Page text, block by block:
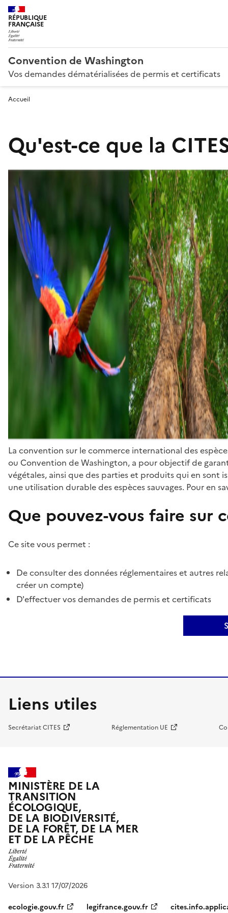
RÉPUBLIQUE
FRANÇAISE
Convention de Washington
Vos demandes dématérialisées de permis et certificats
Accueil
Qu'est-ce que la
La convention sur le commerce international des
ou Convention de Washington, a pour objectif de
végétales, ainsi que des parties et produits qui en sont
une utilisation durable des espèces sauvages. Pour en
Que pouvez-vous faire sur
Ce site vous permet :
De consulter des données réglementaires et autres
créer un compte)
D'effectuer vos demandes de permis et certificats
Liens utiles
Secrétariat CITES Réglementation UE
MINISTÈRE DE LA
TRANSITION
ÉCOLOGIQUE,
DE LA BIODIVERSITÉ,
DE LA FORÊT, DE LA MER
ET DE LA PÊCHE
Version 3.3.1 17/07/2026
ecologie.gouv.fr
legifrance.gouv.fr